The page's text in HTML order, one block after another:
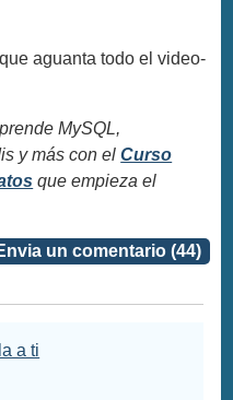
aguanta todo el video-
MySQL,
y más con elCurso
que empieza el
un comentario (44)
a ti